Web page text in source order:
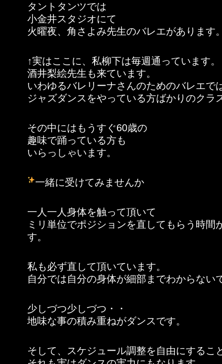
タントタンツでは
小金井スタジオにて
火曜夜、角さよみ先生のバレエがあります
↑実はここに、私柳下は毎週通っています。
酒井梨絵先生も来ています。
いわゆるバレリーナさんのためのバレエで
ジャズダンスをやっている方ばかりのクラ
その中にはもうすぐ60歳の
趣味で踊っている方も
いらっしゃいます。
一緒に受けてみませんか
一人一人身体を触って頂いて
ミリ単位でポジションを直してもらう時間
す。
私も必ず直して頂いています。
自分では自分の身体が細部までわからない
少しづつ少しづつ・・
地味な事の積み重ねがダンスです。
そして、スケジュール調整を自由にするこ